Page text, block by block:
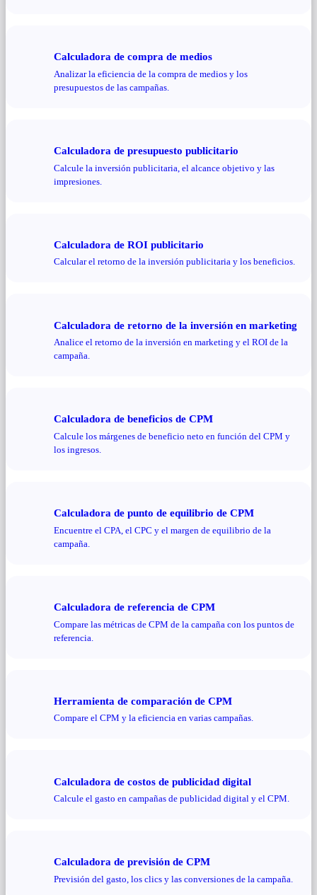
Calculadora de compra de medios
Analizar la eficiencia de la compra de medios y los
presupuestos de las campañas.
Calculadora de presupuesto publicitario
Calcule la inversión publicitaria, el alcance objetivo y las
impresiones.
Calculadora de ROI publicitario
Calcular el retorno de la inversión publicitaria y los beneficios.
Calculadora de retorno de la inversión en marketing
Analice el retorno de la inversión en marketing y el ROI de la
campaña.
Calculadora de beneficios de CPM
Calcule los márgenes de beneficio neto en función del CPM y
los ingresos.
Calculadora de punto de equilibrio de CPM
Encuentre el CPA, el CPC y el margen de equilibrio de la
campaña.
Calculadora de referencia de CPM
Compare las métricas de CPM de la campaña con los puntos de
referencia.
Herramienta de comparación de CPM
Compare el CPM y la eficiencia en varias campañas.
Calculadora de costos de publicidad digital
Calcule el gasto en campañas de publicidad digital y el CPM.
Calculadora de previsión de CPM
Previsión del gasto, los clics y las conversiones de la campaña.